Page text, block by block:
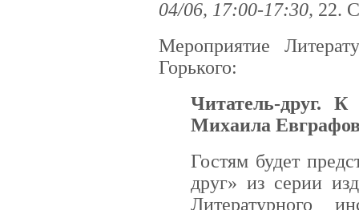
04/06, 17:00-17:30, 22.
Мероприятие
Горького:
Читатель-друг.
Михаила
Гостям будет
друг» из серии
Литературного